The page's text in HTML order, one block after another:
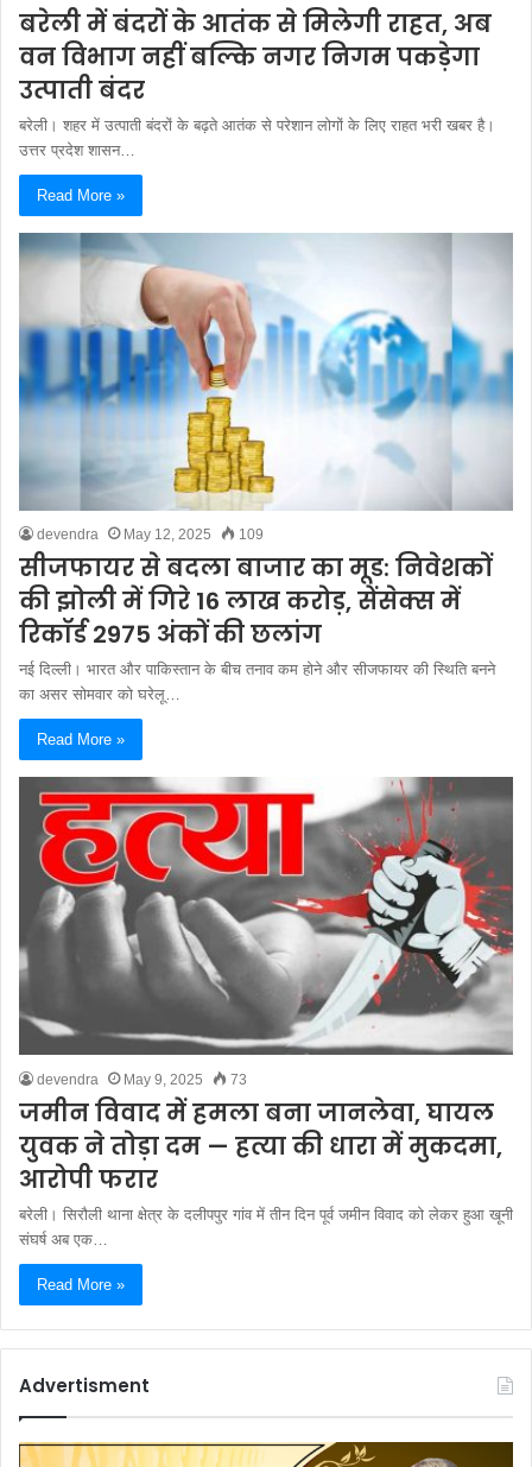
बरेली में बंदरों के आतंक से मिलेगी राहत, अब
वन विभाग नहीं बल्कि नगर निगम पकड़ेगा
उत्पाती बंदर
बरेली। शहर में उत्पाती बंदरों के बढ़ते आतंक से परेशान लोगों के लिए राहत भरी खबर है।
उत्तर प्रदेश शासन…
Read More »
devendra May 12, 2025 109
सीजफायर से बदला बाजार का मूड: निवेशकों
की झोली में गिरे 16 लाख करोड़, सेंसेक्स में
रिकॉर्ड 2975 अंकों की छलांग
नई दिल्ली। भारत और पाकिस्तान के बीच तनाव कम होने और सीजफायर की स्थिति बनने
का असर सोमवार को घरेलू…
Read More »
devendra May 9, 2025 73
जमीन विवाद में हमला बना जानलेवा, घायल
युवक ने तोड़ा दम — हत्या की धारा में मुकदमा,
आरोपी फरार
बरेली। सिरौली थाना क्षेत्र के दलीपपुर गांव में तीन दिन पूर्व जमीन विवाद को लेकर हुआ खूनी
संघर्ष अब एक…
Read More »
Advertisment